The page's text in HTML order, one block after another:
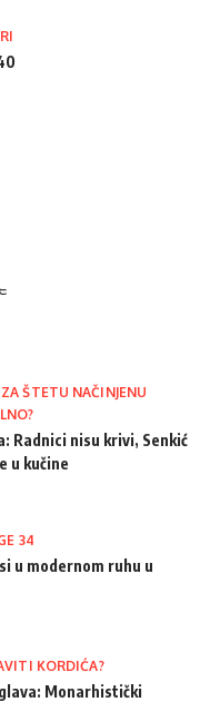
ŠTETU NAČINJENU
Radnici nisu krivi, Senkić
u kučine
34
u modernom ruhu u
KORDIĆA?
Monarhistički